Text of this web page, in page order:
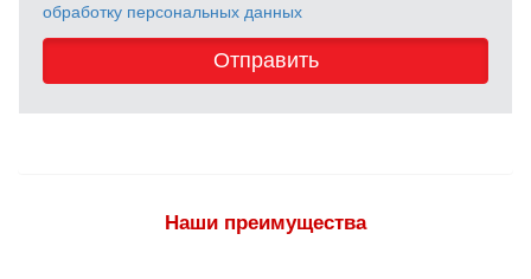
обработку персональных данных
Отправить
Наши преимущества